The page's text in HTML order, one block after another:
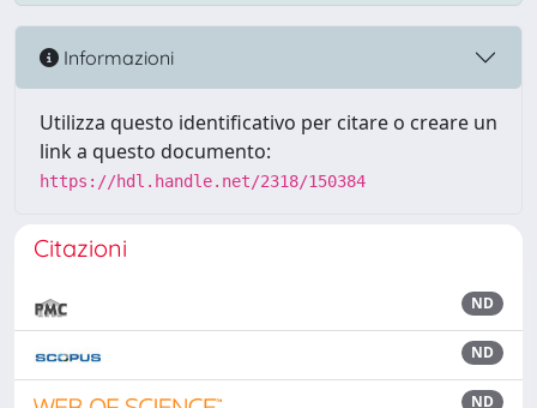
Informazioni
Utilizza questo identificativo per citare o creare un
link a questo documento:
https://hdl.handle.net/2318/150384
Citazioni
ND
ND
ND